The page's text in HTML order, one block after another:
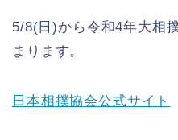
5/8(日)から令和4年大相
まります。
日本相撲協会公式サイト